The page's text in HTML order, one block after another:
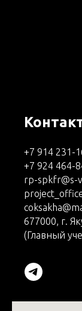
+7 914 231-
+7 924 464-
rp-spkfr@s-
677000, г.
(Главный